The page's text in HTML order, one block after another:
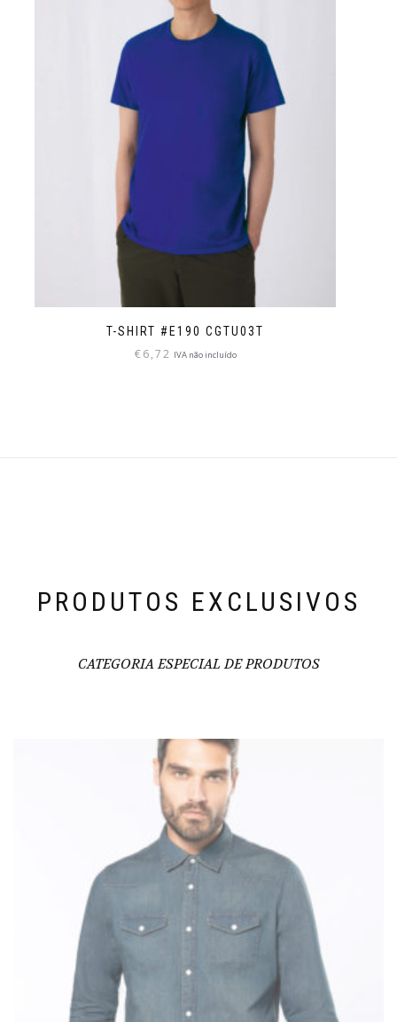
T-SHIRT #E190 CGTU03T
€6,72 IVA não incluído
PRODUTOS EXCLUSIVOS
CATEGORIA ESPECIAL DE PRODUTOS